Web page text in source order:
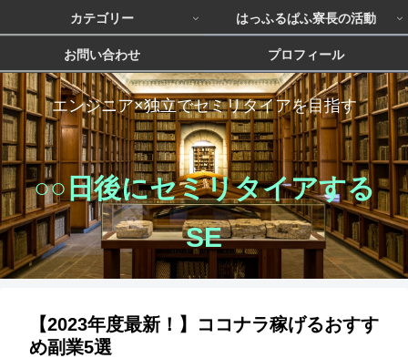
エンジニア×独立でセミリタイアを目指す
○○日後にセミリタイアする
SE
カテゴリー はっふるぱふ寮長の活動
お問い合わせ プロフィール
【2023年度最新！】ココナラ稼げるおすす
め副業5選